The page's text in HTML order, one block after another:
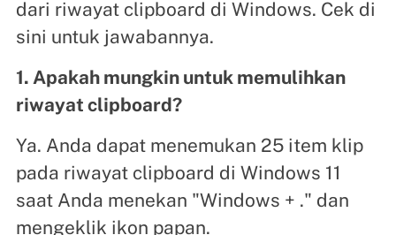
dari riwayat clipboard di Windows. Cek di
sini untuk jawabannya.
1. Apakah mungkin untuk memulihkan
riwayat clipboard?
Ya. Anda dapat menemukan 25 item klip
pada riwayat clipboard di Windows 11
saat Anda menekan "Windows + ." dan
mengeklik ikon papan.